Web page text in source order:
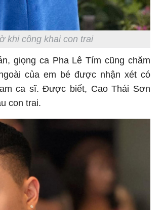
khi công khai con trai
giọng ca Pha Lê Tím cũng chăm
của em bé được nhận xét có
ca sĩ. Được biết, Cao Thái Sơn
con trai.